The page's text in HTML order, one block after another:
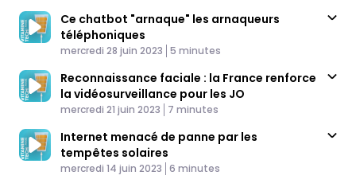
Ce chatbot "arnaque" les arnaqueurs
téléphoniques
Published At
mercredi 28 juin 2023 Time
5 minutes
Reconnaissance faciale : la France renforce
la vidéosurveillance pour les JO
Published At
mercredi 21 juin 2023 Time
7 minutes
Internet menacé de panne par les
tempêtes solaires
Published At
mercredi 14 juin 2023 Time
6 minutes